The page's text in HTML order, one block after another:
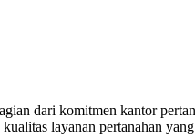
dari komitmen kantor
layanan pertanahan